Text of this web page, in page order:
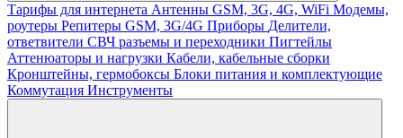
Тарифы для интернета Антенны GSM, 3G, 4G, WiFi Модемы,
роутеры Репитеры GSM, 3G/4G Приборы Делители,
ответвители СВЧ разъемы и переходники Пигтейлы
Аттенюаторы и нагрузки Кабели, кабельные сборки
Кронштейны, гермобоксы Блоки питания и комплектующие
Коммутация Инструменты